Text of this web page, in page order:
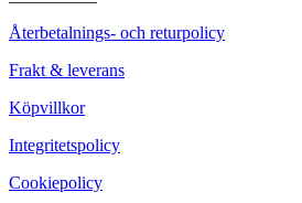
Återbetalnings- och returpolicy
Frakt & leverans
Köpvillkor
Integritetspolicy
Cookiepolicy